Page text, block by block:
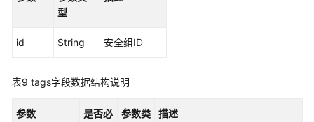
型
id String 安全组ID
表9 tags字段数据结构说明
参数
是否必
参数类
描述